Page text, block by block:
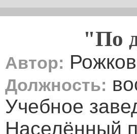
"По
Автор:
Должность:
Учебное
Населённый